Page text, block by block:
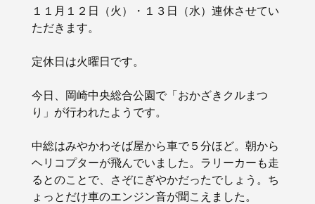
１１月１２日（火）・１３日（水）連休させてい
ただきます。
定休日は火曜日です。
今日、岡崎中央総合公園で「おかざきクルまつ
り」が行われたようです。
中総はみやかわそば屋から車で５分ほど。朝から
ヘリコプターが飛んでいました。ラリーカーも走
るとのことで、さぞにぎやかだったでしょう。ち
ょっとだけ車のエンジン音が聞こえました。